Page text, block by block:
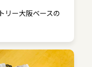
リー大阪ベースの